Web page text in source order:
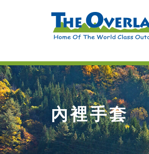
內裡手套